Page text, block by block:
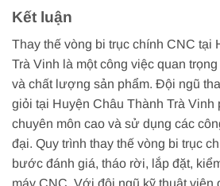
Kết luận
Thay thế vòng bi trục chính CNC tại
Trà Vinh là một công việc quan
và chất lượng sản phẩm. Đội ngũ
giỏi tại Huyện Châu Thành Trà Vinh
chuyên môn cao và sử dụng các
đại. Quy trình thay thế vòng bi trục
bước đánh giá, tháo rời, lắp đặt,